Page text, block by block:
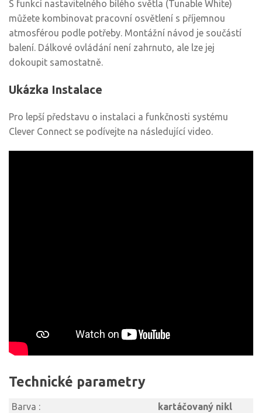
S funkcí nastavitelného bílého světla (Tunable White)
můžete kombinovat pracovní osvětlení s příjemnou
atmosférou podle potřeby. Montážní návod je součástí
balení. Dálkové ovládání není zahrnuto, ale lze jej
dokoupit samostatně.
Ukázka Instalace
Pro lepší představu o instalaci a funkčnosti systému
Clever Connect se podívejte na následující video.
Technické parametry
Barva : kartáčovaný nikl